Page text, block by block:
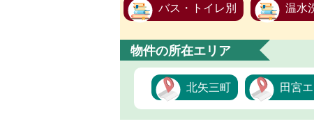
バス・トイレ別 温水
物件の所在エリア
北矢三町 田宮